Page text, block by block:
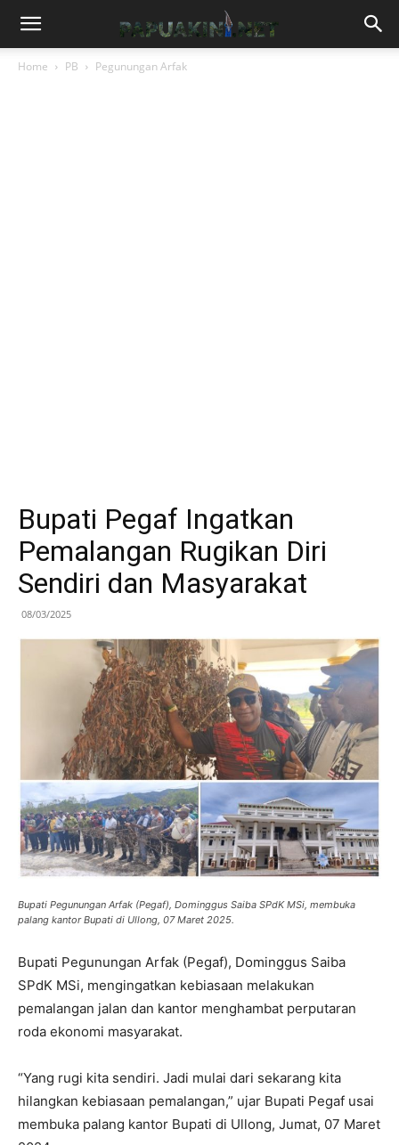
Home PB Pegunungan Arfak
Bupati Pegaf Ingatkan
Pemalangan Rugikan Diri
Sendiri dan Masyarakat
08/03/2025
Bupati Pegunungan Arfak (Pegaf), Dominggus Saiba SPdK MSi, membuka
palang kantor Bupati di Ullong, 07 Maret 2025.
Bupati Pegunungan Arfak (Pegaf), Dominggus Saiba
SPdK MSi, mengingatkan kebiasaan melakukan
pemalangan jalan dan kantor menghambat perputaran
roda ekonomi masyarakat.
“Yang rugi kita sendiri. Jadi mulai dari sekarang kita
hilangkan kebiasaan pemalangan,” ujar Bupati Pegaf usai
membuka palang kantor Bupati di Ullong, Jumat, 07 Maret